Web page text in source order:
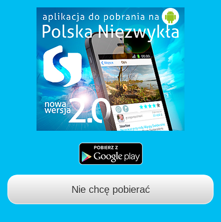
Nie chcę pobierać